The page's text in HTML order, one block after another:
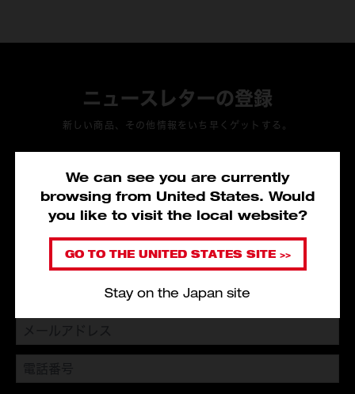
We can see you are currently
browsing from United States. Would
you like to visit the local website?
GO TO THE UNITED STATES SITE >>
Stay on the Japan site
ニュースレターの登録
新しい商品、その他情報をいち早くゲットする。
ミルウォーキーツールの会員プログラムに
入会すると製品保証登録ができ、
購入金額に応じてポイントが付与されます。